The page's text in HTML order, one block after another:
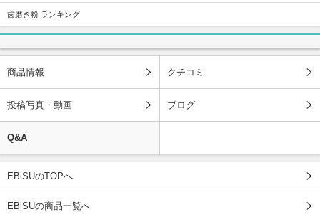
歯磨き粉 ランキング
商品情報 クチコミ
投稿写真・動画 ブログ
Q&A
EBiSUのTOPへ
EBiSUの商品一覧へ